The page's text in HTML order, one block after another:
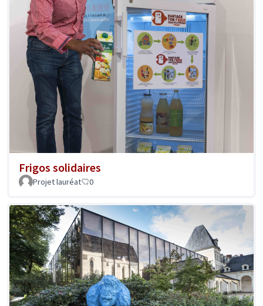
Frigos solidaires
Projet lauréat 0